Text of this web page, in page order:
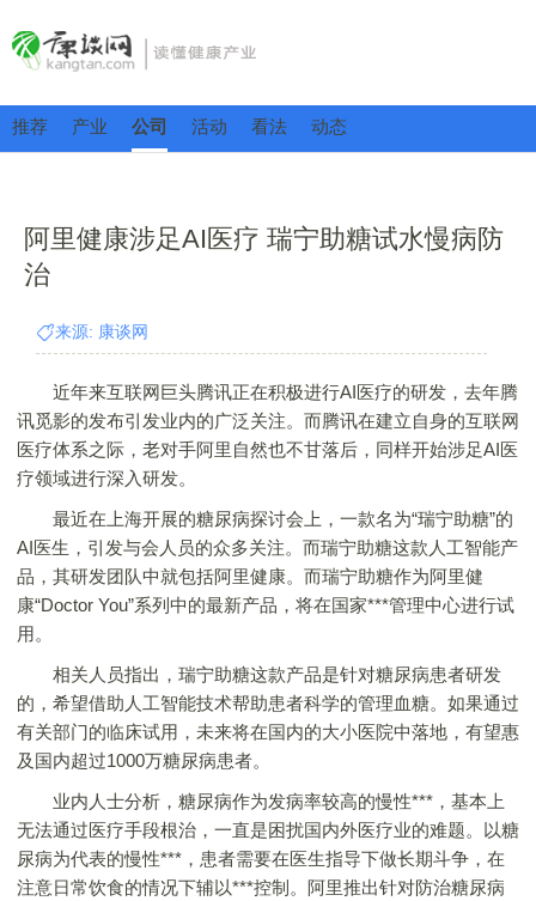
推荐 产业 公司 活动 看法 动态
阿里健康涉足AI医疗 瑞宁助糖试水慢病防
治
来源: 康谈网
近年来互联网巨头腾讯正在积极进行AI医疗的研发，去年腾
讯觅影的发布引发业内的广泛关注。而腾讯在建立自身的互联网
医疗体系之际，老对手阿里自然也不甘落后，同样开始涉足AI医
疗领域进行深入研发。
最近在上海开展的糖尿病探讨会上，一款名为“瑞宁助糖”的
AI医生，引发与会人员的众多关注。而瑞宁助糖这款人工智能产
品，其研发团队中就包括阿里健康。而瑞宁助糖作为阿里健
康“Doctor You”系列中的最新产品，将在国家***管理中心进行试
用。
相关人员指出，瑞宁助糖这款产品是针对糖尿病患者研发
的，希望借助人工智能技术帮助患者科学的管理血糖。如果通过
有关部门的临床试用，未来将在国内的大小医院中落地，有望惠
及国内超过1000万糖尿病患者。
业内人士分析，糖尿病作为发病率较高的慢性***，基本上
无法通过医疗手段根治，一直是困扰国内外医疗业的难题。以糖
尿病为代表的慢性***，患者需要在医生指导下做长期斗争，在
注意日常饮食的情况下辅以***控制。阿里推出针对防治糖尿病